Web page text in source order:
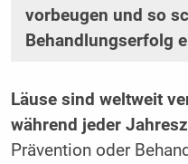
vorbeugen und so
Behandlungserfolg
Läuse sind weltweit
während jeder
Prävention oder